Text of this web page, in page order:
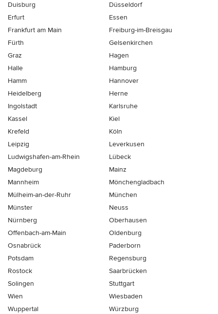
Duisburg
Düsseldorf
Erfurt
Essen
Frankfurt am Main
Freiburg-im-Breisgau
Fürth
Gelsenkirchen
Graz
Hagen
Halle
Hamburg
Hamm
Hannover
Heidelberg
Herne
Ingolstadt
Karlsruhe
Kassel
Kiel
Krefeld
Köln
Leipzig
Leverkusen
Ludwigshafen-am-Rhein
Lübeck
Magdeburg
Mainz
Mannheim
Mönchen­gladbach
Mülheim-an-der-Ruhr
München
Münster
Neuss
Nürnberg
Oberhausen
Offenbach-am-Main
Oldenburg
Osnabrück
Paderborn
Potsdam
Regensburg
Rostock
Saarbrücken
Solingen
Stuttgart
Wien
Wiesbaden
Wuppertal
Würzburg